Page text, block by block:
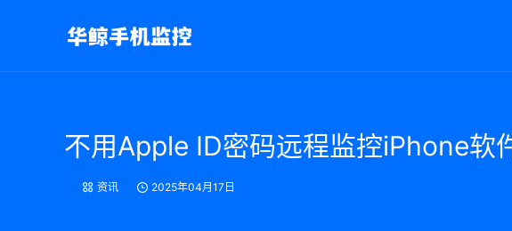
不用Apple ID密码远程监控iPhone软
资讯 2025年04月17日